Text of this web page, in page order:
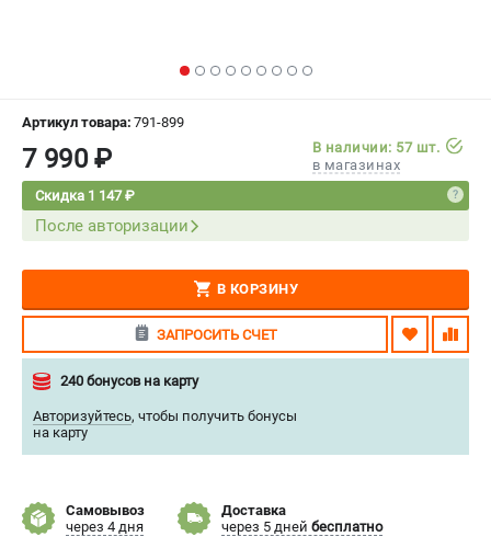
МАГАЗИНЫ
ИЗБРАННОЕ
СРАВНЕНИЕ ( 0 )
ПОДДЕРЖКА
Сервисный центр
Нашли дешевле?
Политика обработки персональных данных
ИНФОРМАЦИЯ
О компании
Артикул товара: 791-899
7 990 ₽
В наличии: 57 шт.
в магазинах
Скидка 1 147 ₽
После авторизации
В КОРЗИНУ
ЗАПРОСИТЬ СЧЕТ
240 бонусов на карту
Авторизуйтесь, чтобы получить бонусы
на карту
Самовывоз
через 4 дня
Доставка
через 5 дней бесплатно